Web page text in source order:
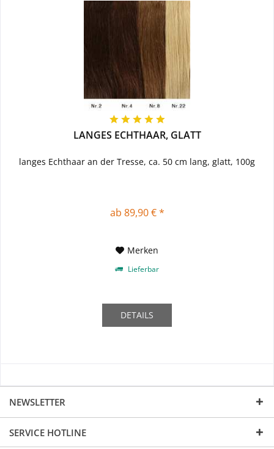
LANGES ECHTHAAR, GLATT
langes Echthaar an der Tresse, ca. 50 cm lang, glatt, 100g
ab 89,90 € *
Merken
Lieferbar
DETAILS
NEWSLETTER
SERVICE HOTLINE